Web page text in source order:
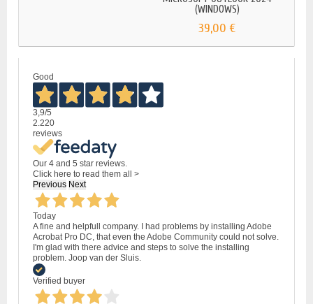
(WINDOWS)
39,00 €
Good
3,9/5
2.220
reviews
Our 4 and 5 star reviews.
Click here to read them all >
Previous Next
Today
A fine and helpfull company. I had problems by installing Adobe
Acrobat Pro DC, that even the Adobe Community could not solve.
I'm glad with there advice and steps to solve the installing
problem. Joop van der Sluis.
Verified buyer